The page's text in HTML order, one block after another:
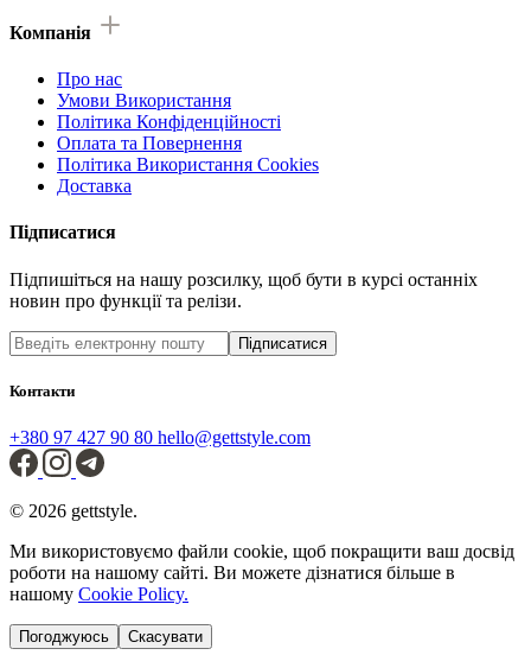
Компанія
Про нас
Умови Використання
Політика Конфіденційності
Оплата та Повернення
Політика Використання Cookies
Доставка
Підписатися
Підпишіться на нашу розсилку, щоб бути в курсі останніх
новин про функції та релізи.
Підписатися
Контакти
+380 97 427 90 80 hello@gettstyle.com
© 2026 gettstyle.
Ми використовуємо файли cookie, щоб покращити ваш досвід
роботи на нашому сайті. Ви можете дізнатися більше в
нашому Cookie Policy.
Погоджуюсь Скасувати